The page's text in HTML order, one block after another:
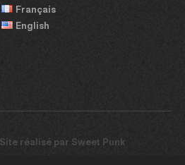
Français
English
Site réalisé par Sweet Punk